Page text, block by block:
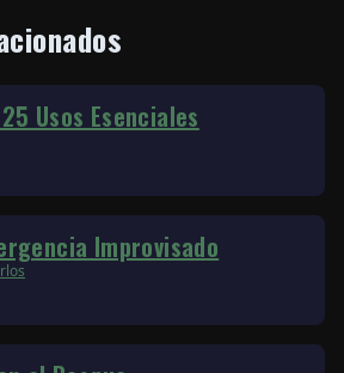
Usos Esenciales
Improvisado